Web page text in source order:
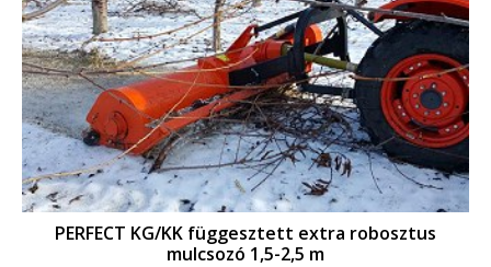
PERFECT KG/KK függesztett extra robosztus
mulcsozó 1,5-2,5 m